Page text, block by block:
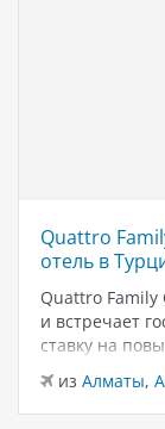
Quattro
отель в
Quattro Family
и встречает
ставку на
моря. Отель
кто ищет
из Алматы,